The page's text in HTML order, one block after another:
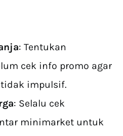
: Tentukan
cek info promo agar
impulsif.
: Selalu cek
minimarket untuk